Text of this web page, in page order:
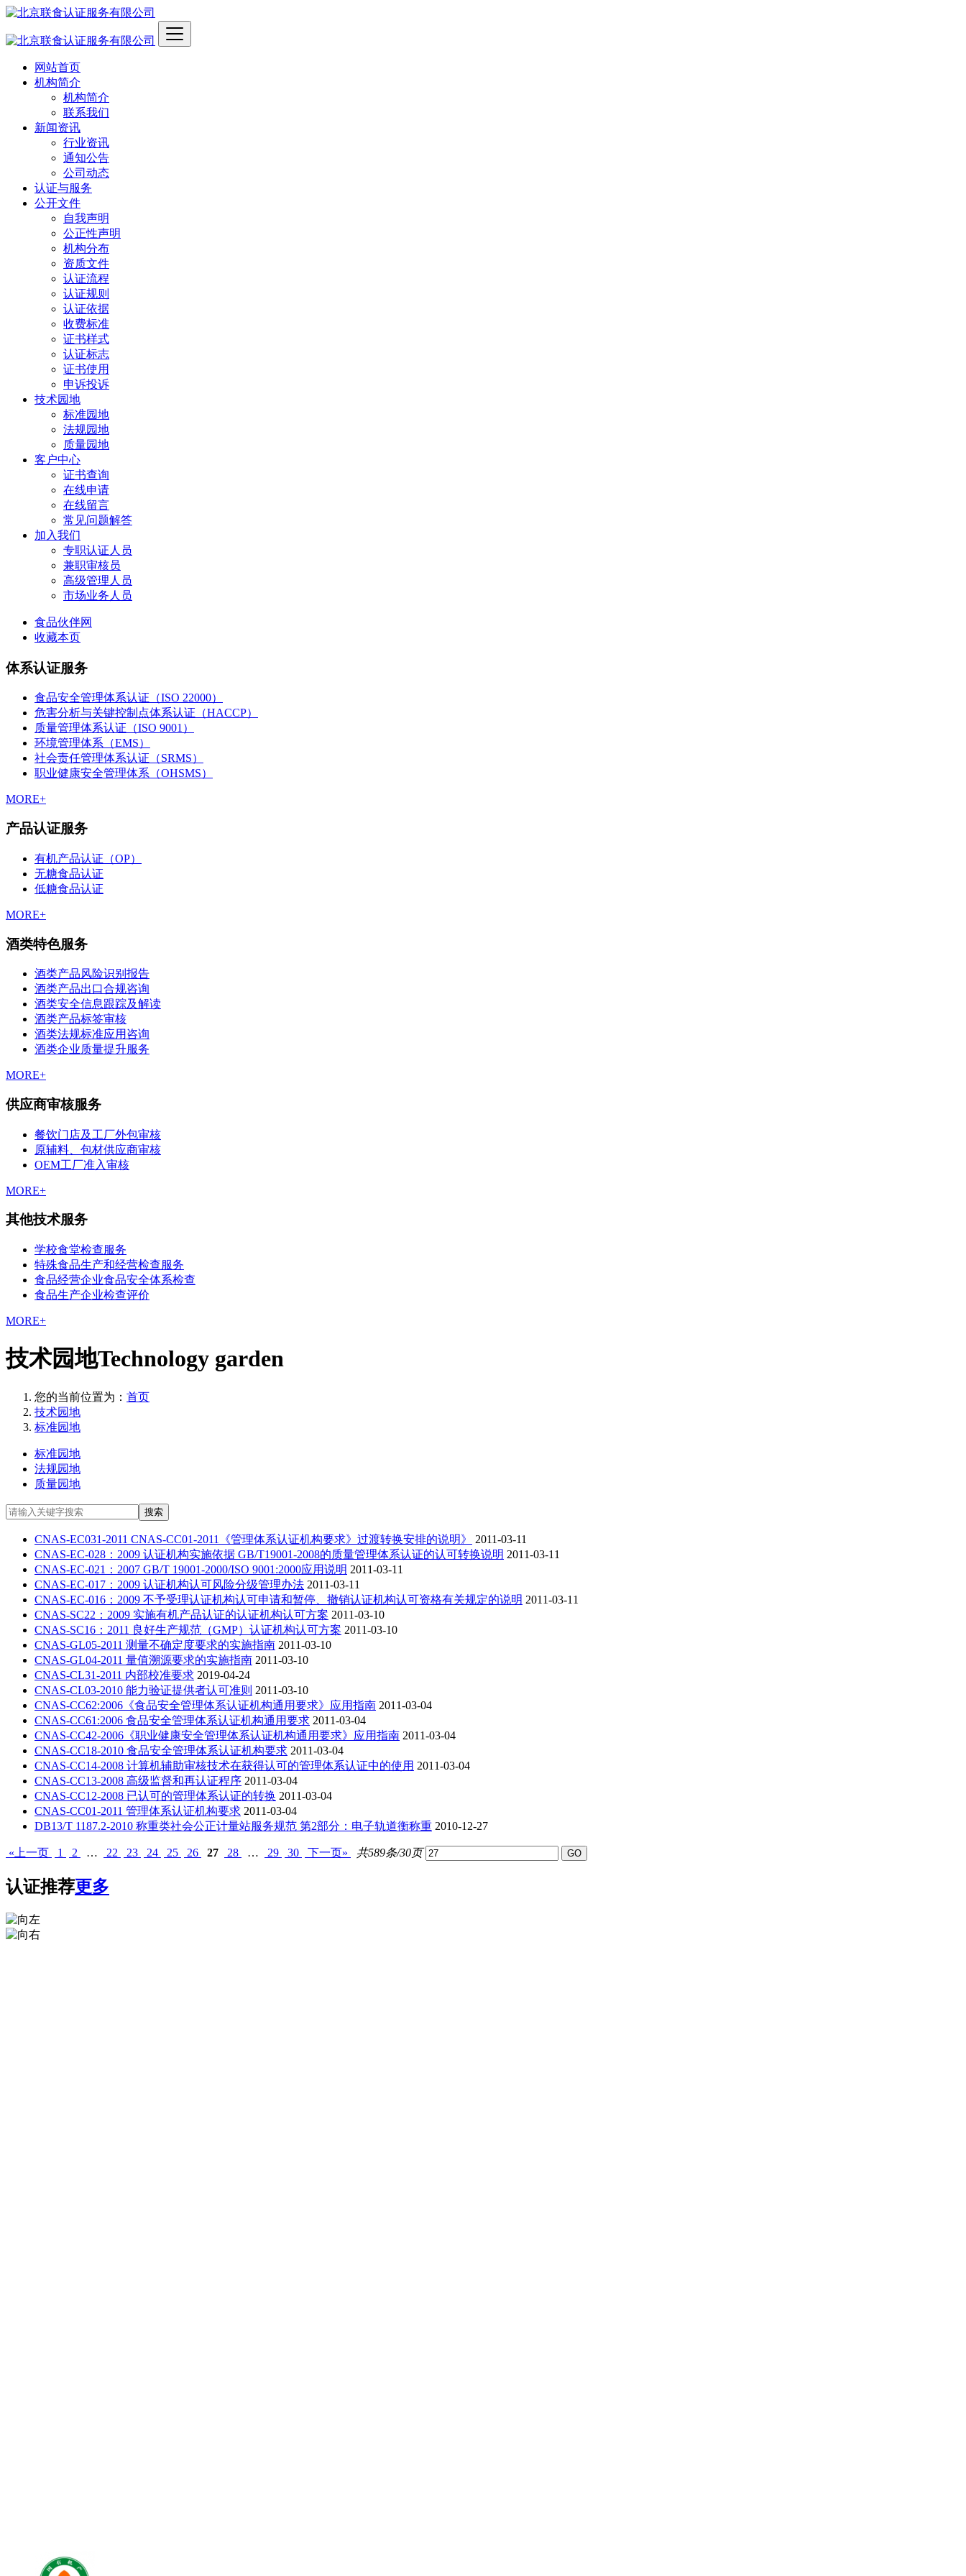
网站首页
机构简介
机构简介
联系我们
新闻资讯
行业资讯
通知公告
公司动态
认证与服务
公开文件
自我声明
公正性声明
机构分布
资质文件
认证流程
认证规则
认证依据
收费标准
证书样式
认证标志
证书使用
申诉投诉
技术园地
标准园地
法规园地
质量园地
客户中心
证书查询
在线申请
在线留言
常见问题解答
加入我们
专职认证人员
兼职审核员
高级管理人员
市场业务人员
食品伙伴网
收藏本页
体系认证服务
食品安全管理体系认证（ISO 22000）
危害分析与关键控制点体系认证（HACCP）
质量管理体系认证（ISO 9001）
环境管理体系（EMS）
社会责任管理体系认证（SRMS）
职业健康安全管理体系（OHSMS）
MORE+
产品认证服务
有机产品认证（OP）
无糖食品认证
低糖食品认证
MORE+
酒类特色服务
酒类产品风险识别报告
酒类产品出口合规咨询
酒类安全信息跟踪及解读
酒类产品标签审核
酒类法规标准应用咨询
酒类企业质量提升服务
MORE+
供应商审核服务
餐饮门店及工厂外包审核
原辅料、包材供应商审核
OEM工厂准入审核
MORE+
其他技术服务
学校食堂检查服务
特殊食品生产和经营检查服务
食品经营企业食品安全体系检查
食品生产企业检查评价
MORE+
技术园地Technology garden
您的当前位置为： 首页
技术园地
标准园地
标准园地
法规园地
质量园地
搜索
CNAS-EC031-2011 CNAS-CC01-2011《管理体系认证机构要求》过渡转换安排的说明》
2011-03-11
CNAS-EC-028：2009 认证机构实施依据 GB/T19001-2008的质量管理体系认证的认可转换说明 2011-03-11
CNAS-EC-021：2007 GB/T 19001-2000/ISO 9001:2000应用说明 2011-03-11
CNAS-EC-017：2009 认证机构认可风险分级管理办法 2011-03-11
CNAS-EC-016：2009 不予受理认证机构认可申请和暂停、撤销认证机构认可资格有关规定的说明 2011-03-11
CNAS-SC22：2009 实施有机产品认证的认证机构认可方案 2011-03-10
CNAS-SC16：2011 良好生产规范（GMP）认证机构认可方案 2011-03-10
CNAS-GL05-2011 测量不确定度要求的实施指南 2011-03-10
CNAS-GL04-2011 量值溯源要求的实施指南 2011-03-10
CNAS-CL31-2011 内部校准要求 2019-04-24
CNAS-CL03-2010 能力验证提供者认可准则 2011-03-10
CNAS-CC62:2006《食品安全管理体系认证机构通用要求》应用指南 2011-03-04
CNAS-CC61:2006 食品安全管理体系认证机构通用要求 2011-03-04
CNAS-CC42-2006《职业健康安全管理体系认证机构通用要求》应用指南 2011-03-04
CNAS-CC18-2010 食品安全管理体系认证机构要求 2011-03-04
CNAS-CC14-2008 计算机辅助审核技术在获得认可的管理体系认证中的使用 2011-03-04
CNAS-CC13-2008 高级监督和再认证程序 2011-03-04
CNAS-CC12-2008 已认可的管理体系认证的转换 2011-03-04
CNAS-CC01-2011 管理体系认证机构要求 2011-03-04
DB13/T 1187.2-2010 称重类社会公正计量站服务规范 第2部分：电子轨道衡称重 2010-12-27
«上一页 1 2 … 22 23 24 25 26 27 28 … 29 30 下一页» 共589条/30页
认证推荐更多